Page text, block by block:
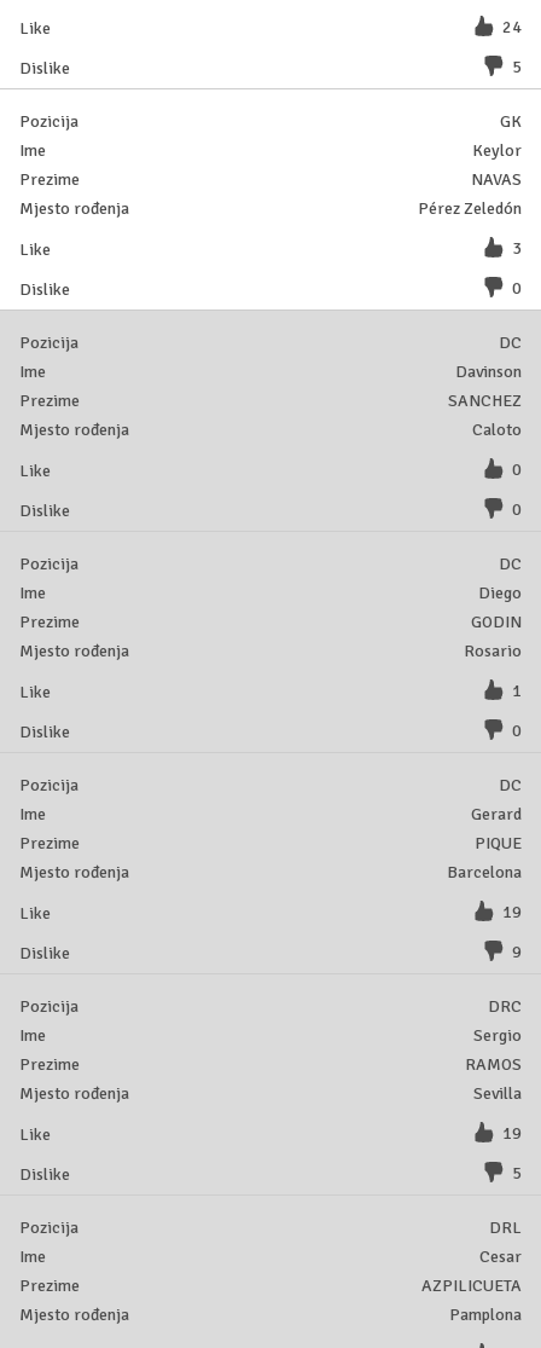
24
5
GK
Keylor
NAVAS
Pérez Zeledón
3
0
DC
Davinson
SANCHEZ
Caloto
0
0
DC
Diego
GODIN
Rosario
1
0
DC
Gerard
PIQUE
Barcelona
19
9
DRC
Sergio
RAMOS
Sevilla
19
5
DRL
Cesar
AZPILICUETA
Pamplona